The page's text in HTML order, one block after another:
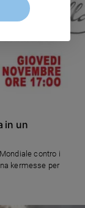
in un
contro i